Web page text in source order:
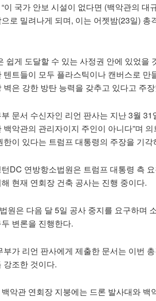
이 국가 안보 시설이 없다면 (백악관의
로 밀려나게 되며, 이는 어젯밤(23일)
쉽게 도달할 수 있는 사정권 안에 있었을
텐트들이 모두 플라스틱이나 캔버스로
벽은 강한 방탄 능력을 갖추고 있다고 주
문서 수신자인 리언 판사는 지난 3월
백악관의 관리자이지 주인이 아니다”며
한이 있다는 트럼프 대통령의 주장을 기
DC 연방항소법원은 트럼프 대통령 측
현재 연회장 건축 공사는 진행 중이다.
원은 다음 달 5일 공사 중지를 요구하며
변론을 진행한다.
부가 리언 판사에게 제출한 문서는 이번
강조한 것이다.
악관 연회장 지붕에는 드론 발사대와